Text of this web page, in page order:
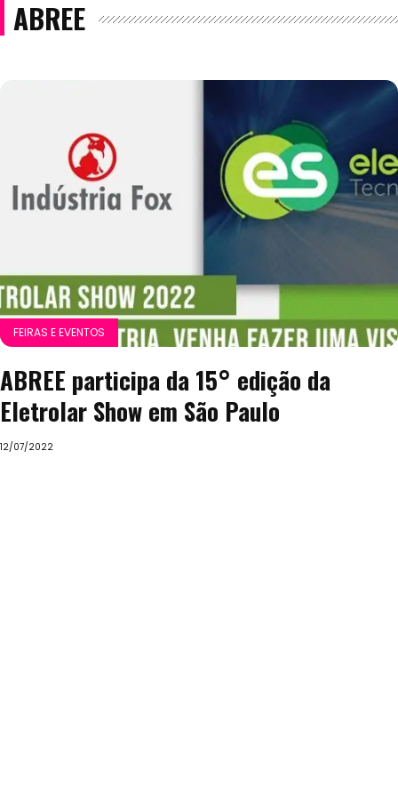
ABREE
FEIRAS E EVENTOS
ABREE participa da 15° edição da
Eletrolar Show em São Paulo
12/07/2022